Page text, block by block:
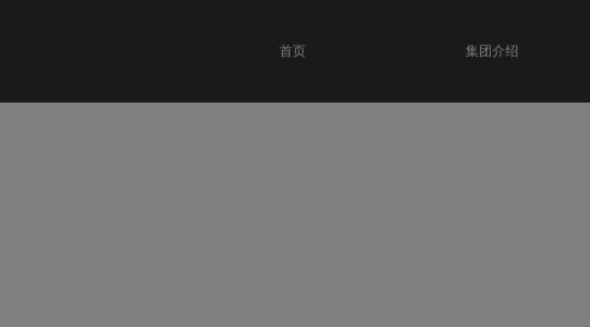
首页 集团介绍